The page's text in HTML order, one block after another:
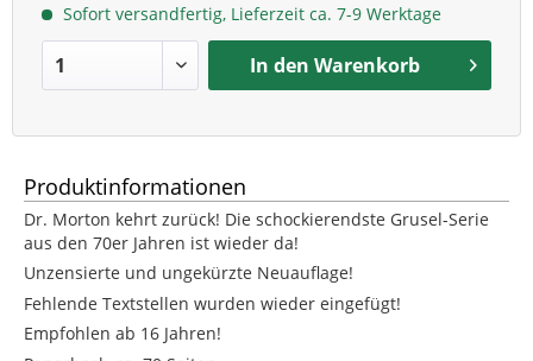
Sofort versandfertig, Lieferzeit ca. 7-9 Werktage
In den Warenkorb
Produktinformationen
Dr. Morton kehrt zurück! Die schockierendste Grusel-Serie
aus den 70er Jahren ist wieder da!
Unzensierte und ungekürzte Neuauflage!
Fehlende Textstellen wurden wieder eingefügt!
Empfohlen ab 16 Jahren!